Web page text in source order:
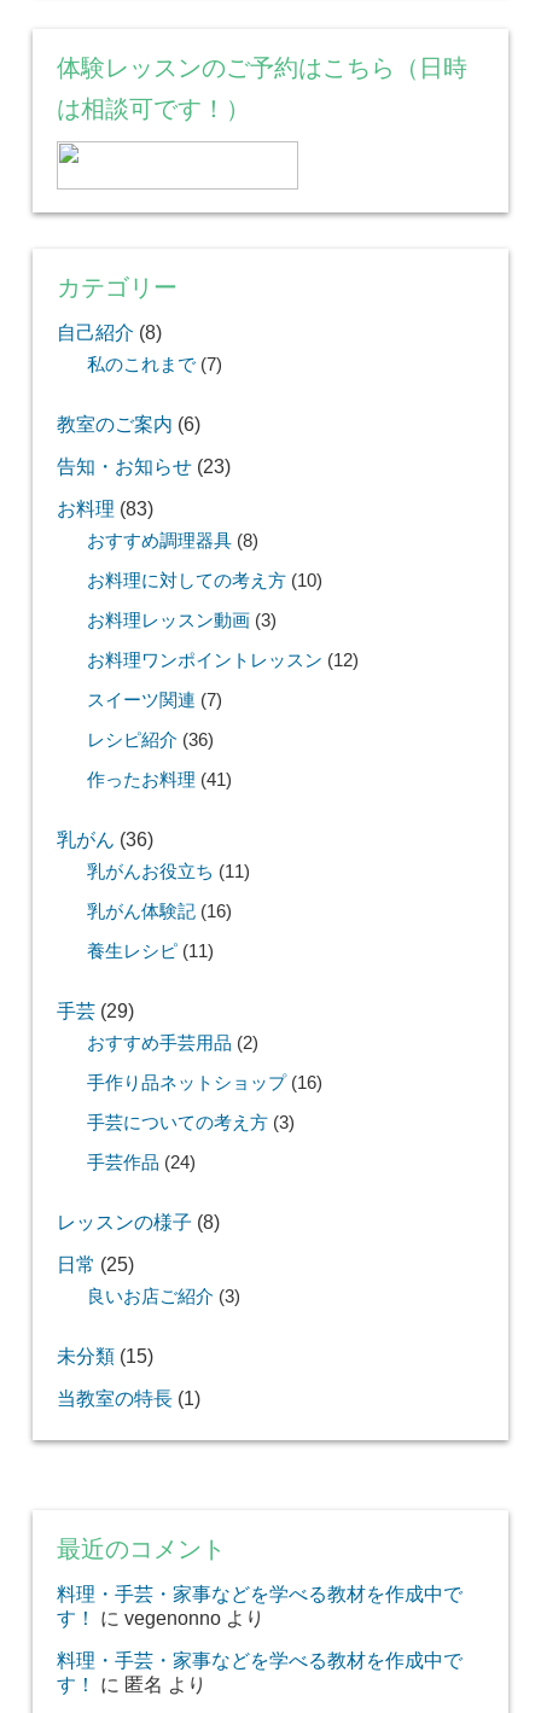
体験レッスンのご予約はこちら（日時
は相談可です！）
カテゴリー
自己紹介 (8)
私のこれまで(7)
教室のご案内 (6)
告知・お知らせ(23)
お料理 (83)
おすすめ調理器具(8)
お料理に対しての考え方(10)
お料理レッスン動画(3)
お料理ワンポイントレッスン (12)
スイーツ関連 (7)
レシピ紹介 (36)
作ったお料理 (41)
乳がん (36)
乳がんお役立ち (11)
乳がん体験記(16)
養生レシピ(11)
手芸(29)
おすすめ手芸用品 (2)
手作り品ネットショップ(16)
手芸についての考え方(3)
手芸作品 (24)
レッスンの様子 (8)
日常 (25)
良いお店ご紹介 (3)
未分類(15)
当教室の特長(1)
最近のコメント
料理・手芸・家事などを学べる教材を作成中で
す！
に vegenonnoより
料理・手芸・家事などを学べる教材を作成中で
す！
に 匿名 より